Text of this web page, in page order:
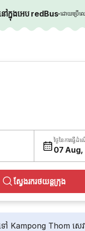
ៅក្នុងអេប redBus·ដោយប្រើល
ថ្ងៃនៃការធ្វើដំ
07
ស្វែងរករថយន្តក្រុង
ៅ Kampong Thom សេវ